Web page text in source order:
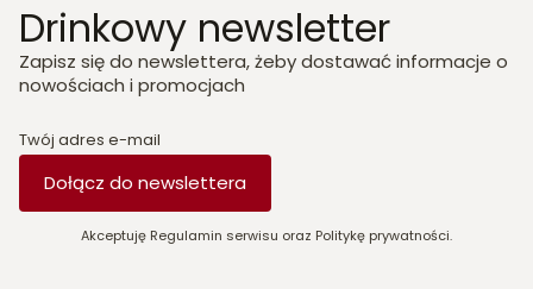
Drinkowy newsletter
Zapisz się do newslettera, żeby dostawać informacje o
nowościach i promocjach
Twój adres e-mail
Dołącz do newslettera
Akceptuję Regulamin serwisu oraz Politykę prywatności.